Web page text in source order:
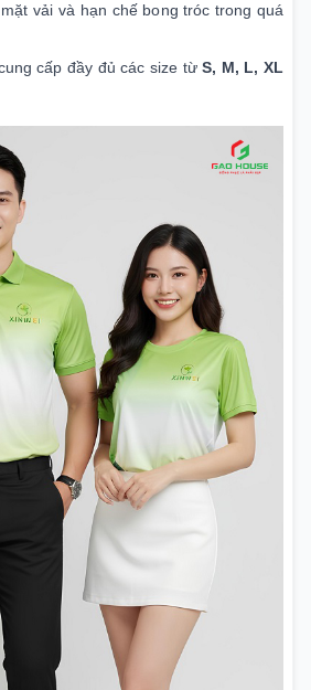
vải và hạn chế bong tróc trong quá
cấp đầy đủ các size từS, M, L, XL